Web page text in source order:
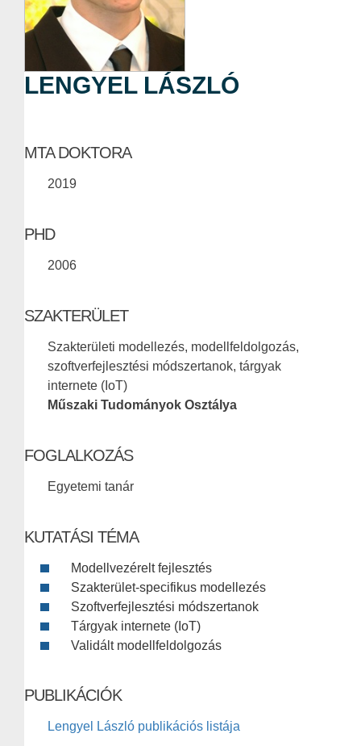
LENGYEL LÁSZLÓ
MTA DOKTORA
2019
PHD
2006
SZAKTERÜLET
Szakterületi modellezés, modellfeldolgozás,
szoftverfejlesztési módszertanok, tárgyak
internete (IoT)
Műszaki Tudományok Osztálya
FOGLALKOZÁS
Egyetemi tanár
KUTATÁSI TÉMA
Modellvezérelt fejlesztés
Szakterület-specifikus modellezés
Szoftverfejlesztési módszertanok
Tárgyak internete (IoT)
Validált modellfeldolgozás
PUBLIKÁCIÓK
Lengyel László publikációs listája